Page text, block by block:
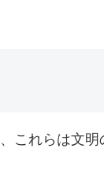
これらは文